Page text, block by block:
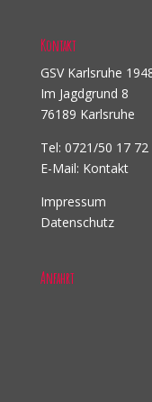
Kontakt
GSV Karlsruhe
Im Jagdgrund 8
76189 Karlsruhe
Tel: 0721/50 17 72
E-Mail: Kontakt
Impressum
Datenschutz
Anfahrt